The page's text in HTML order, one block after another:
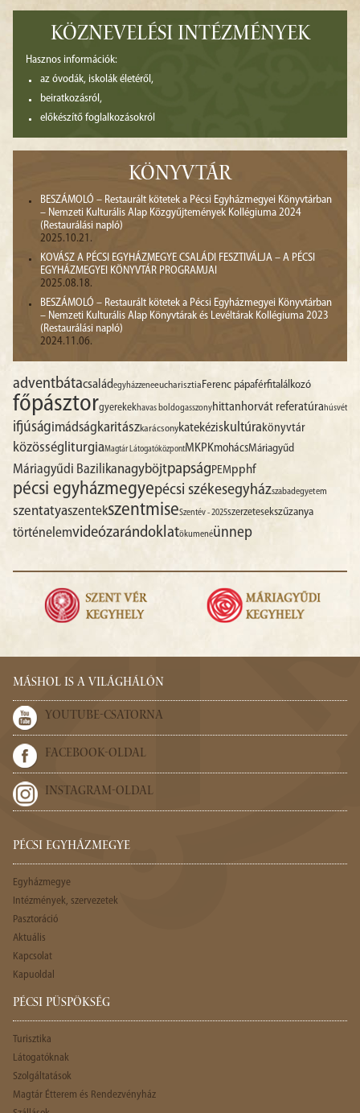
KÖZNEVELÉSI INTÉZMÉNYEK
Hasznos információk:
az óvodák, iskolák életéről,
beiratkozásról,
előkészítő foglalkozásokról
KÖNYVTÁR
BESZÁMOLÓ – Restaurált kötetek a Pécsi Egyházmegyei Könyvtárban
– Nemzeti Kulturális Alap Közgyűjtemények Kollégiuma 2024
(Restaurálási napló)
2025.10.21.
KOVÁSZ A PÉCSI EGYHÁZMEGYE CSALÁDI FESZTIVÁLJA – A PÉCSI
EGYHÁZMEGYEI KÖNYVTÁR PROGRAMJAI
2025.08.18.
BESZÁMOLÓ – Restaurált kötetek a Pécsi Egyházmegyei Könyvtárban
– Nemzeti Kulturális Alap Könyvtárak és Levéltárak Kollégiuma 2023
(Restaurálási napló)
2024.11.06.
adventbátacsaládegyházzeneeucharisztia Ferenc pápaférfitalálkozó
főpásztorgyerekekhavas boldogasszonyhittanhorvát referatúrahúsvét
ifjúságimádságkaritászkarácsonykatekéziskultúra könyvtár
közösség liturgiaMagtár LátogatóközpontMKPKmohácsMáriagyűd
Máriagyűdi BazilikanagyböjtpapságPEMpphf
pécsi egyházmegyepécsi székesegyházszabadegyetem
szentatyaszentekszentmiseSzentév - 2025szerzetesekszűzanya
történelemvideózarándoklatökumenéünnep
MÁSHOL IS A VILÁGHÁLÓN
YOUTUBE-CSATORNA
FACEBOOK-OLDAL
INSTAGRAM-OLDAL
PÉCSI EGYHÁZMEGYE
Egyházmegye
Intézmények, szervezetek
Pasztoráció
Aktuális
Kapcsolat
Kapuoldal
PÉCSI PÜSPÖKSÉG
Turisztika
Látogatóknak
Szolgáltatások
Magtár Étterem és Rendezvényház